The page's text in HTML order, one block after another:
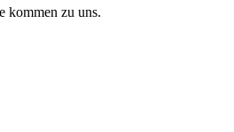
kommen zu uns.